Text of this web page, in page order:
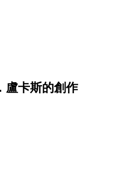
盧卡斯的創作